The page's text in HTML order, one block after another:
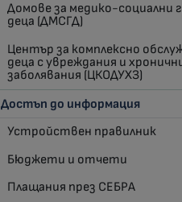
Домове за медико-социални
деца (ДМСГД)
Център за комплексно
деца с увреждания и
заболявания (ЦКОДУХЗ)
Достъп до информация
Устройствен правилник
Бюджети и отчети
Плащания през СЕБРА